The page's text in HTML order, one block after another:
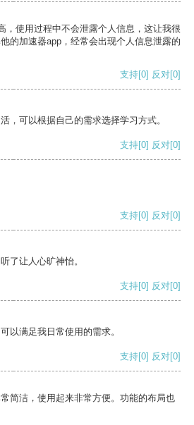
，使用过程中不会泄露个人信息，这让我很
的加速器app，经常会出现个人信息泄露的
支持[0] 反对[0]
，可以根据自己的需求选择学习方式。
支持[0] 反对[0]
支持[0] 反对[0]
了让人心旷神怡。
支持[0] 反对[0]
以满足我日常使用的需求。
支持[0] 反对[0]
简洁，使用起来非常方便。功能的布局也